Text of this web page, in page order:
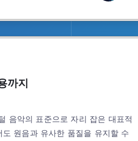
까지
음악의 표준으로 자리 잡은 대표적
원음과 유사한 품질을 유지할 수